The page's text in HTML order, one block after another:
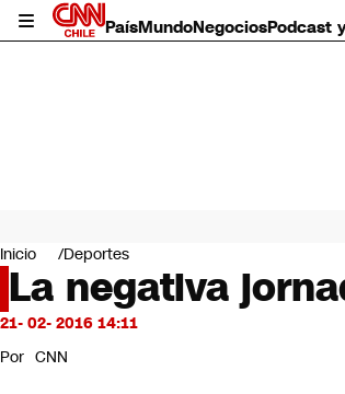
PaísMundoNegociosPodcast
Mundo
Negocios
Deportes
Programas completos
Servicios
Inicio Deportes
La negativa
21- 02- 2016 14:11
Por CNN